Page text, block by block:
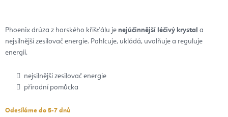
Phoenix drúza z horského křišťálu je nejúčinnější léčivý krystal a
nejsilnější zesilovač energie. Pohlcuje, ukládá, uvolňuje a reguluje
energii.
nejsilnější zesilovač energie
přírodní pomůcka
Odesíláme do 5-7 dnů